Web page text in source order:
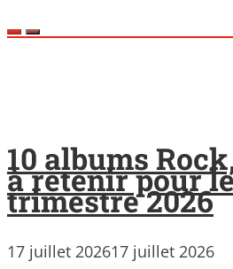
10 albums
à retenir pour
trimestre 2026
17 juillet 202617 juillet 2026